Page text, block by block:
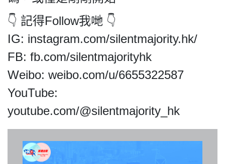
關於我們
我們的立場
👇 記得Follow我哋 👇
IG: instagram.com/silentmajority.hk/
FB: fb.com/silentmajorityhk
Weibo: weibo.com/u/6655322587
YouTube:
youtube.com/@silentmajority_hk